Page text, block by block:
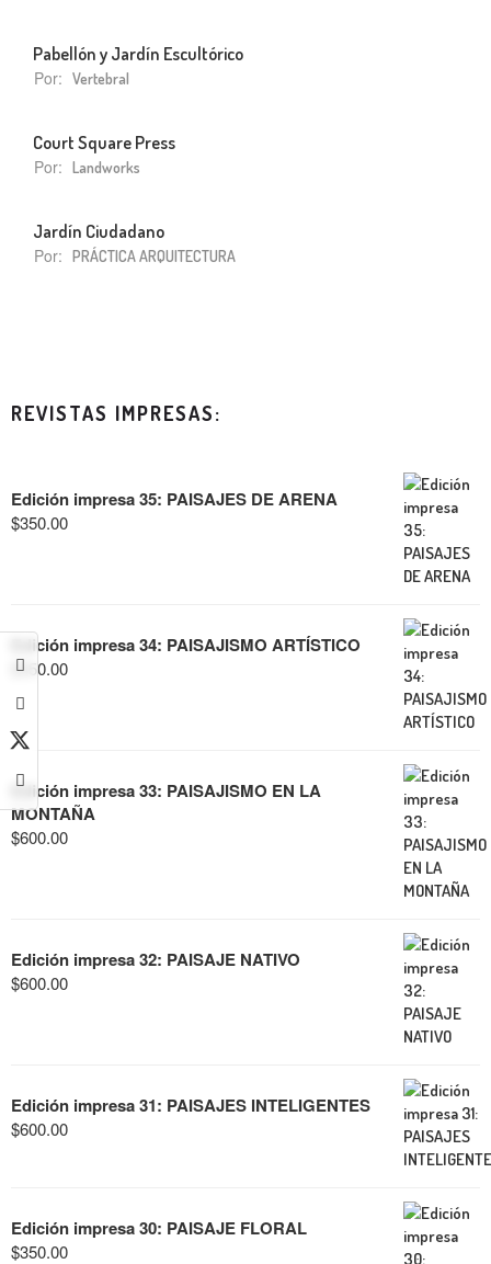
Pabellón y Jardín Escultórico
Por: Vertebral
Court Square Press
Por: Landworks
Jardín Ciudadano
Por: PRÁCTICA ARQUITECTURA
REVISTAS IMPRESAS:
Edición impresa 35: PAISAJES DE ARENA
$350.00
Edición impresa 34: PAISAJISMO ARTÍSTICO
$350.00
Edición impresa 33: PAISAJISMO EN LA
MONTAÑA
$600.00
Edición impresa 32: PAISAJE NATIVO
$600.00
Edición impresa 31: PAISAJES INTELIGENTES
$600.00
Edición impresa 30: PAISAJE FLORAL
$350.00